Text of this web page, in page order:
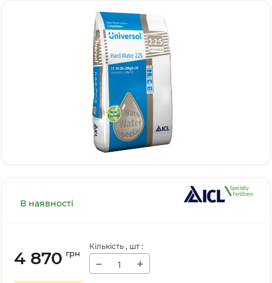
В наявності
4 870 грн
Кількість , шт :
− +